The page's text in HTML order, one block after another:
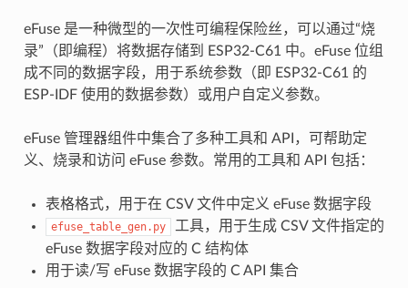
eFuse 是一种微型的一次性可编程保险丝，可以通过“烧
录”（即编程）将数据存储到 ESP32-C61 中。eFuse 位组
成不同的数据字段，用于系统参数（即 ESP32-C61 的
ESP-IDF 使用的数据参数）或用户自定义参数。
eFuse 管理器组件中集合了多种工具和 API，可帮助定
义、烧录和访问 eFuse 参数。常用的工具和 API 包括：
表格格式，用于在 CSV 文件中定义 eFuse 数据字段
efuse_table_gen.py
工具，用于生成 CSV 文件指定的
eFuse 数据字段对应的 C 结构体
用于读/写 eFuse 数据字段的 C API 集合